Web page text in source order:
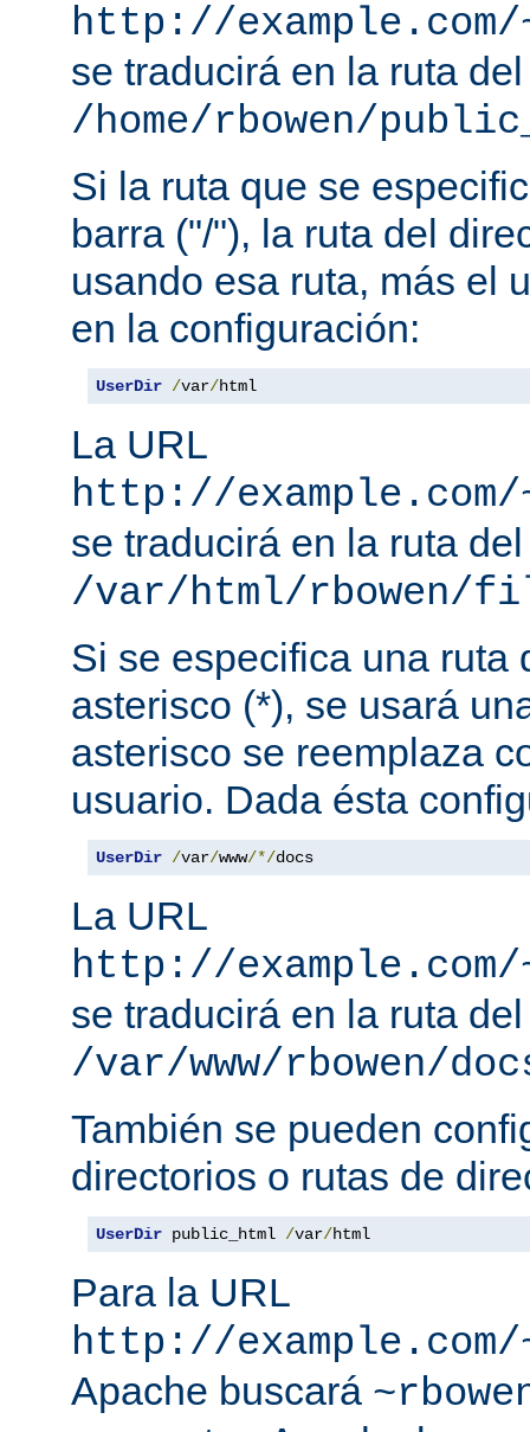
http://
se traducirá en la ruta
/home/rbowen/
Si la ruta que se
barra ("/"), la ruta del
usando esa ruta, más el
en la configuración:
UserDir /var/html
La URL
http://
se traducirá en la ruta
/var/html/rbowen/
Si se especifica una ruta
asterisco (*), se usará
asterisco se reemplaza
usuario. Dada ésta
UserDir /var/www/*/docs
La URL
http://
se traducirá en la ruta
/var/www/rbowen/
También se pueden
directorios o rutas de
UserDir public_html /var/html
Para la URL
http://
Apache buscará